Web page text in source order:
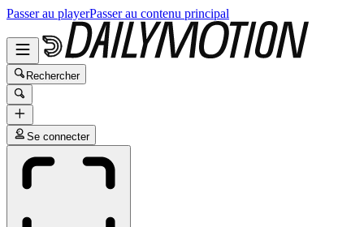
Passer au playerPasser au contenu principal
Rechercher
Se connecter